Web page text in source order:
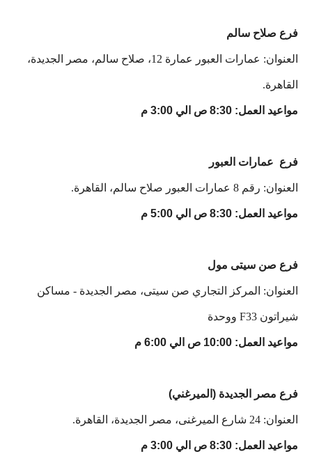
فرع صلاح سالم
العنوان: عمارات العبور عمارة 12، صلاح سالم، مصر الجديدة،
القاهرة.
مواعيد العمل: 8:30 ص الي 3:00 م
فرع عمارات العبور
العنوان: رقم 8 عمارات العبور صلاح سالم، القاهرة.
مواعيد العمل: 8:30 ص الي 5:00 م
فرع صن سيتى مول
العنوان: المركز التجاري صن سيتى، مصر الجديدة - مساكن
شيراتون F33 ووحدة
مواعيد العمل: 10:00 ص الي 6:00 م
فرع مصر الجديدة (الميرغني)
العنوان: 24 شارع الميرغنى، مصر الجديدة، القاهرة.
مواعيد العمل: 8:30 ص الي 3:00 م